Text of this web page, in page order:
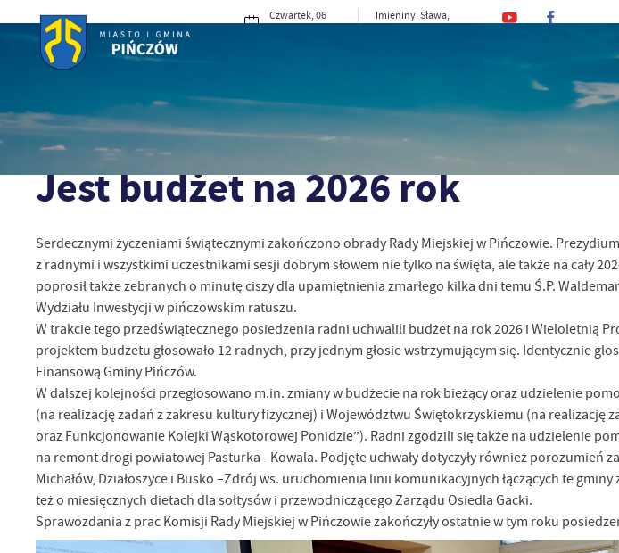
Czwartek, 06
Imieniny: Sława,
Strona główna Aktualności Jest budżet na 2026 rok
23 - 12 - 2025
Jest budżet na 2026 rok
Serdecznymi życzeniami świątecznymi zakończono obrady Rady Miejskiej w Pińczowie.
z radnymi i wszystkimi uczestnikami sesji dobrym słowem nie tylko na święta, ale także na cały
poprosił także zebranych o minutę ciszy dla upamiętnienia zmarłego kilka dni temu Ś.P.
Wydziału Inwestycji w pińczowskim ratuszu.
W trakcie tego przedświątecznego posiedzenia radni uchwalili budżet na rok 2026 i Wieloletnią
projektem budżetu głosowało 12 radnych, przy jednym głosie wstrzymującym się. Identycznie
Finansową Gminy Pińczów.
W dalszej kolejności przegłosowano m.in. zmiany w budżecie na rok bieżący oraz udzielenie
(na realizację zadań z zakresu kultury fizycznej) i Województwu Świętokrzyskiemu (na realizację
oraz Funkcjonowanie Kolejki Wąskotorowej Ponidzie”). Radni zgodzili się także na udzielenie
na remont drogi powiatowej Pasturka –Kowala. Podjęte uchwały dotyczyły również porozumień
Michałów, Działoszyce i Busko –Zdrój ws. uruchomienia linii komunikacyjnych łączących te
też o miesięcznych dietach dla sołtysów i przewodniczącego Zarządu Osiedla Gacki.
Sprawozdania z prac Komisji Rady Miejskiej w Pińczowie zakończyły ostatnie w tym roku